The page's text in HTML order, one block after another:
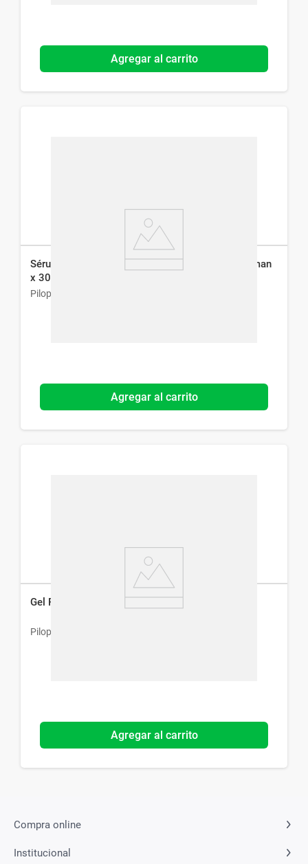
Agregar al carrito
Sérum Reparador Capilar Genové Pilopeptan Woman
x 30 ml
Pilopetan
Agregar al carrito
Gel Reparador Pilopeptan Woman Uñas x 10 ml
Pilopetan
Agregar al carrito
Compra online
Institucional